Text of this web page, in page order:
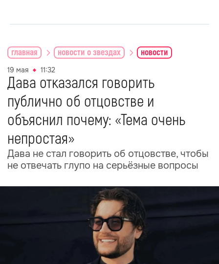
главная новости о звездах новости
19 мая 11:32
Дава отказался говорить
публично об отцовстве и
объяснил почему: «Тема очень
непростая»
Дава не стал говорить об отцовстве, чтобы
не отвечать глупо на серьёзные вопросы